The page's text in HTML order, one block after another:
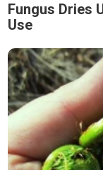
Fungus Dries
Use